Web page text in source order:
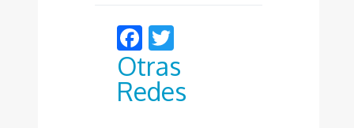
Facebook
Otras
Redes